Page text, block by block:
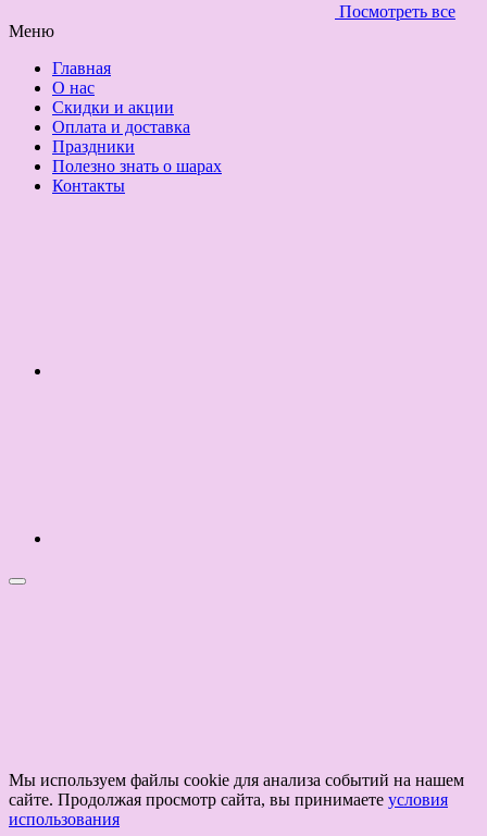
Посмотреть все
Меню
Главная
О нас
Скидки и акции
Оплата и доставка
Праздники
Полезно знать о шарах
Контакты
Мы используем файлы cookie для анализа событий на нашем
сайте. Продолжая просмотр сайта, вы принимаете условия
использования